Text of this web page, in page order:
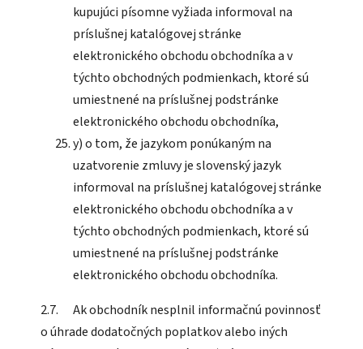
kupujúci písomne vyžiada informoval na
príslušnej katalógovej stránke
elektronického obchodu obchodníka a v
týchto obchodných podmienkach, ktoré sú
umiestnené na príslušnej podstránke
elektronického obchodu obchodníka,
y) o tom, že jazykom ponúkaným na
uzatvorenie zmluvy je slovenský jazyk
informoval na príslušnej katalógovej stránke
elektronického obchodu obchodníka a v
týchto obchodných podmienkach, ktoré sú
umiestnené na príslušnej podstránke
elektronického obchodu obchodníka.
2.7. Ak obchodník nesplnil informačnú povinnosť
o úhrade dodatočných poplatkov alebo iných